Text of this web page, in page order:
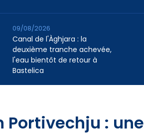
Canal de l'Àghjara : la
deuxième tranche achevée,
l'eau bientôt de retour à
Bastelica
09/08/2026
Portivechju : une